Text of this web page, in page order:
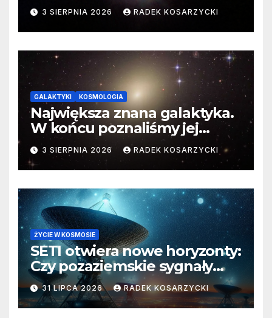
3 SIERPNIA 2026 RADEK KOSARZYCKI
GALAKTYKI KOSMOLOGIA
Największa znana galaktyka.
W końcu poznaliśmy jej
faktyczne wymiary
3 SIERPNIA 2026 RADEK KOSARZYCKI
ŻYCIE W KOSMOSIE
SETI otwiera nowe horyzonty:
Czy pozaziemskie sygnały
czekają w nieoczekiwanych
miejscach?
31 LIPCA 2026 RADEK KOSARZYCKI